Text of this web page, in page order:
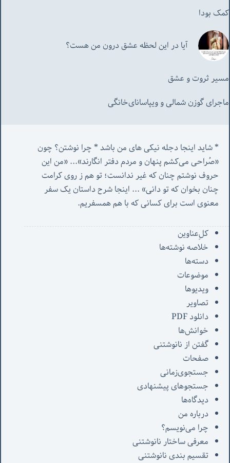
کمک بودا
آیا در این لحظه عشق درون من هست؟
مسیر ثروت و عشق
ماجرای گوزن شمالی و‌ ویپاسانای‌خانگی
«صُراحی می‌کشم پنهان‌ و مردم‌ دفتر انگارند»... «
چنان بخوان که تو دانی» ...
معنوی است برای کسانی که با هم همسفریم.
کل‌ِعناوین
خلاصه نوشته‌ها
دسته‌ها
موضوعات
ویدیوها
تصاویر
دانلود PDF
خوانش‌ها
گفتن از نانوشتنی
صفحات
جستجوی‌زمانی
جستجوهای پیشنهادی
دیدگاه‌ها
درباره من
چرا می‌نویسم؟
معرفی‌ ساختار نانوشتنی
تقسیم بندی نانوشتنی